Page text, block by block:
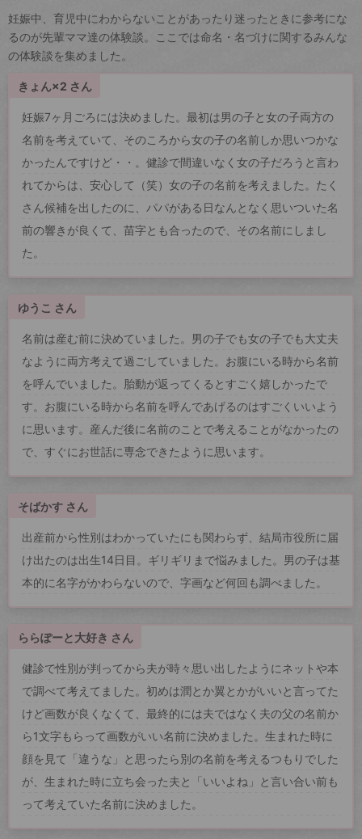
妊娠中、育児中にわからないことがあったり迷ったときに参考にな
るのが先輩ママ達の体験談。ここでは命名・名づけに関するみんな
の体験談を集めました。
きょん×2 さん
妊娠7ヶ月ごろには決めました。最初は男の子と女の子両方の
名前を考えていて、そのころから女の子の名前しか思いつかな
かったんですけど・・。健診で間違いなく女の子だろうと言わ
れてからは、安心して（笑）女の子の名前を考えました。たく
さん候補を出したのに、パパがある日なんとなく思いついた名
前の響きが良くて、苗字とも合ったので、その名前にしまし
た。
ゆうこ さん
名前は産む前に決めていました。男の子でも女の子でも大丈夫
なように両方考えて過ごしていました。お腹にいる時から名前
を呼んでいました。胎動が返ってくるとすごく嬉しかったで
す。お腹にいる時から名前を呼んであげるのはすごくいいよう
に思います。産んだ後に名前のことで考えることがなかったの
で、すぐにお世話に専念できたように思います。
そばかす さん
出産前から性別はわかっていたにも関わらず、結局市役所に届
け出たのは出生14日目。ギリギリまで悩みました。男の子は基
本的に名字がかわらないので、字画など何回も調べました。
ららぽーと大好き さん
健診で性別が判ってから夫が時々思い出したようにネットや本
で調べて考えてました。初めは潤とか翼とかがいいと言ってた
けど画数が良くなくて、最終的には夫ではなく夫の父の名前か
ら1文字もらって画数がいい名前に決めました。生まれた時に
顔を見て「違うな」と思ったら別の名前を考えるつもりでした
が、生まれた時に立ち会った夫と「いいよね」と言い合い前も
って考えていた名前に決めました。